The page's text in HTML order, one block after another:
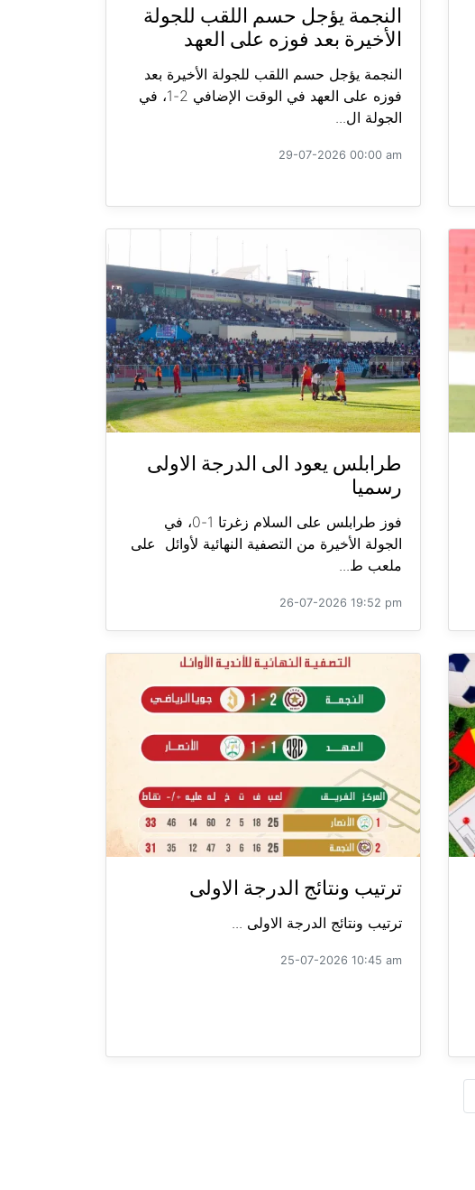
النجمة يؤجل حسم اللقب للجولة
الأخيرة بعد فوزه على العهد
النجمة يؤجل حسم اللقب للجولة الأخيرة بعد
فوزه على العهد في الوقت الإضافي 2-1، في
الجولة ال...
29-07-2026 00:00 am
طرابلس يعود الى الدرجة الاولى
رسميا
فوز طرابلس على السلام زغرتا 1-0، في
الجولة الأخيرة من التصفية النهائية لأوائل على
ملعب ط...
26-07-2026 19:52 pm
ترتيب ونتائج الدرجة الاولى
ترتيب ونتائج الدرجة الاولى ...
25-07-2026 10:45 am